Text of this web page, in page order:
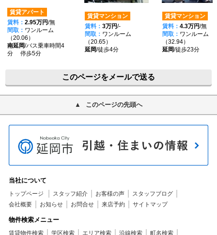
賃貸アパート
賃料： 2.95万円/無
間取： ワンルーム
（20.06）
南延岡/バス乗車時間4
分 停歩5分
賃貸マンション
賃料： 3万円/-
間取： ワンルーム
（20.65）
延岡/徒歩4分
賃貸マンション
賃料： 4.3万円/無
間取： ワンルーム
（32.94）
延岡/徒歩23分
このページをメールで送る
このページの先頭へ
当社について
トップページ スタッフ紹介 お客様の声
スタッフブログ
会社概要
お知らせ お問合せ 来店予約 サイトマップ
物件検索メニュー
賃貸物件検索 学区検索 エリア検索 沿線検索
町名検索